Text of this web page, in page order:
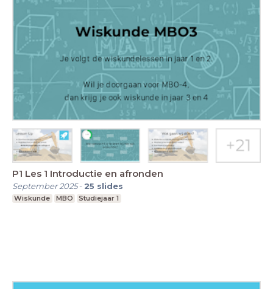
P1 Les 1 Introductie en afronden
September 2025- 25 slides
Wiskunde MBO Studiejaar 1